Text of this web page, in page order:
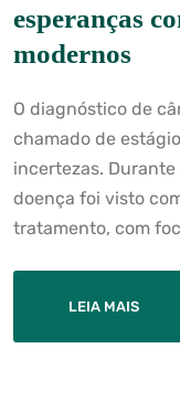
esperanças
modernos
O diagnóstico de
chamado de
incertezas.
doença foi visto
tratamento, com
LEIA MAIS